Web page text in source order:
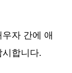
자 간에 애
합니다.